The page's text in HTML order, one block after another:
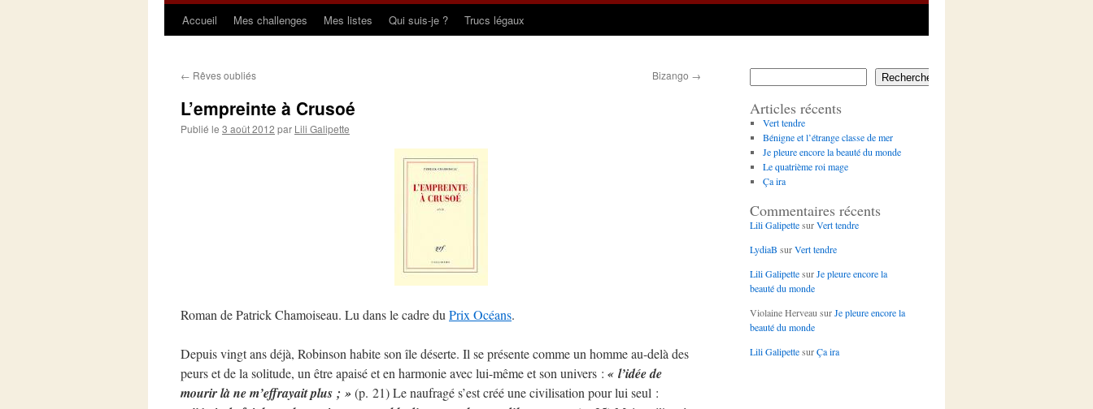
Aller
contenu
Accueil Mes challenges Mes listes Qui suis-je ? Trucs légaux
← Rêves oubliés Bizango →
L’empreinte à Crusoé
Publié le 3 août 2012 par Lili Galipette
Roman de Patrick Chamoiseau. Lu dans le cadre du Prix Océans.
Depuis vingt ans déjà, Robinson habite son île déserte. Il se présente comme un homme au-delà des
peurs et de la solitude, un être apaisé et en harmonie avec lui-même et son univers : « l’idée de
mourir là ne m’effrayait plus ; »(p. 21) Le naufragé s’est créé une civilisation pour lui seul :
Rechercher
Articles récents
Vert tendre
Bénigne et l’étrange classe de mer
Je pleure encore la beauté du monde
Le quatrième roi mage
Ça ira
Commentaires récents
Lili GalipettesurVert tendre
LydiaB surVert tendre
Lili GalipettesurJe pleure encore la
beauté du monde
Violaine Herveau surJe pleure encore la
beauté du monde
Lili GalipettesurÇa ira